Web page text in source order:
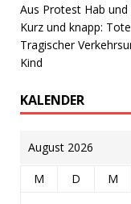
Aus Protest Hab
Kurz und knapp:
Tragischer
Kind
KALENDER
August 2026
M D M